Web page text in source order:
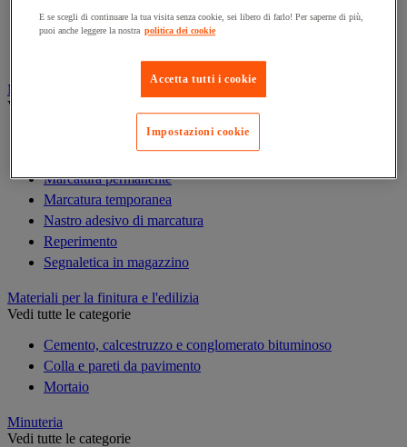
Attrezzi per lubrificazione
Grasso e olio
Marcatura
Vedi tutte le categorie
Marcatura permanente
Marcatura temporanea
Nastro adesivo di marcatura
Reperimento
Segnaletica in magazzino
Materiali per la finitura e l'edilizia
Vedi tutte le categorie
Cemento, calcestruzzo e conglomerato bituminoso
Colla e pareti da pavimento
Mortaio
Minuteria
Vedi tutte le categorie
E se scegli di continuare la tua visita senza cookie, sei libero di farlo! Per saperne di più,
puoi anche leggere la nostra politica dei cookie
Accetta tutti i cookie
Impostazioni cookie